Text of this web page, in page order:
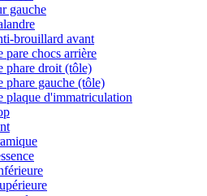
gauche
brouillard avant
pare chocs arrière
phare droit (tôle)
phare gauche (tôle)
plaque d'immatriculation